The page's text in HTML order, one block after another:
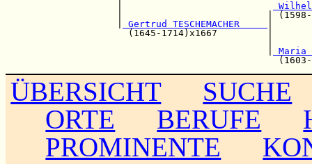
|
Gertrud TESCHEMACHER
(1645-
ÜBERSICHT
SUCHE
ORTE
BERUFE
PROMINENTE